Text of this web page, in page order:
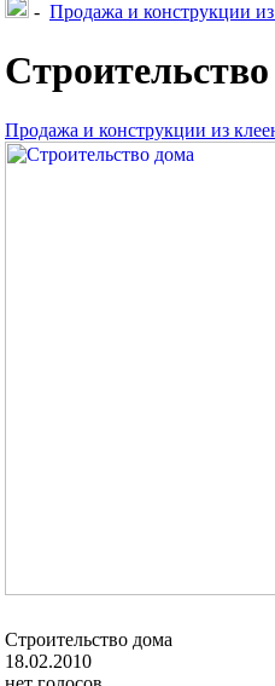
- Продажа и конструкции
Продажа и конструкции из
Строительство дома
18.02.2010